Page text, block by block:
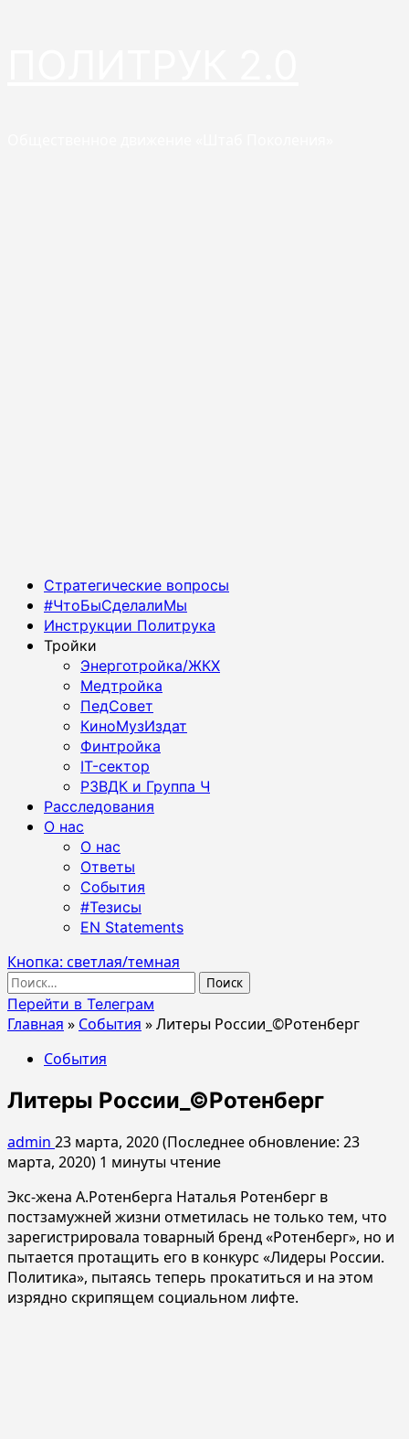
Основное
меню
Стратегические вопросы
#ЧтоБыСделалиМы
Инструкции Политрука
Тройки
Энерготройка/ЖКХ
Медтройка
ПедСовет
КиноМузИздат
Финтройка
IT-сектор
РЗВДК и Группа Ч
Расследования
О нас
О нас
Ответы
События
#Тезисы
EN Statements
Кнопка: светлая/темная
Найти:
Перейти в Телеграм
Главная » События »Литеры России_©Ротенберг
События
Литеры России_©Ротенберг
admin 23 марта, 2020 (Последнее обновление: 23
марта, 2020) 1 минуты чтение
Экс-жена А.Ротенберга Наталья Ротенберг в
постзамужней жизни отметилась не только тем, что
зарегистрировала товарный бренд «Ротенберг», но и
пытается протащить его в конкурс «Лидеры России.
Политика», пытаясь теперь прокатиться и на этом
изрядно скрипящем социальном лифте.